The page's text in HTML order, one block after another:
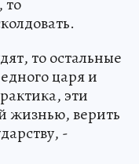
то остальные
царя и
эти
жизнью, верить
-